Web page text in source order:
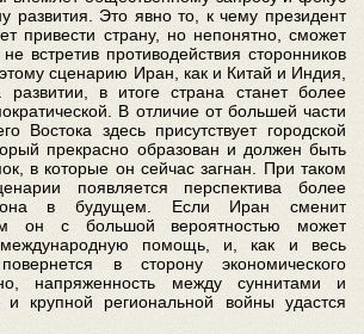
развития. Это явно то, к чему президент
привести страну, но непонятно, сможет
встретив противодействия сторонников
сценарию Иран, как и Китай и Индия,
развитии, в итоге страна станет более
В отличие от большей части
Востока здесь присутствует городской
прекрасно образован и должен быть
в которые он сейчас загнан. При таком
появляется перспектива более
в будущем. Если Иран сменит
он с большой вероятностью может
международную помощь, и, как и весь
в сторону экономического
напряженность между суннитами и
и крупной региональной войны удастся